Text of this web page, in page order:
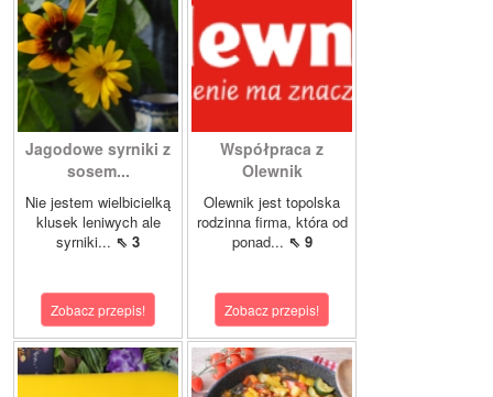
Jagodowe syrniki z
sosem...
Nie jestem wielbicielką
klusek leniwych ale
syrniki... ⇖ 3
Zobacz przepis!
Współpraca z
Olewnik
Olewnik jest topolska
rodzinna firma, która od
ponad... ⇖ 9
Zobacz przepis!